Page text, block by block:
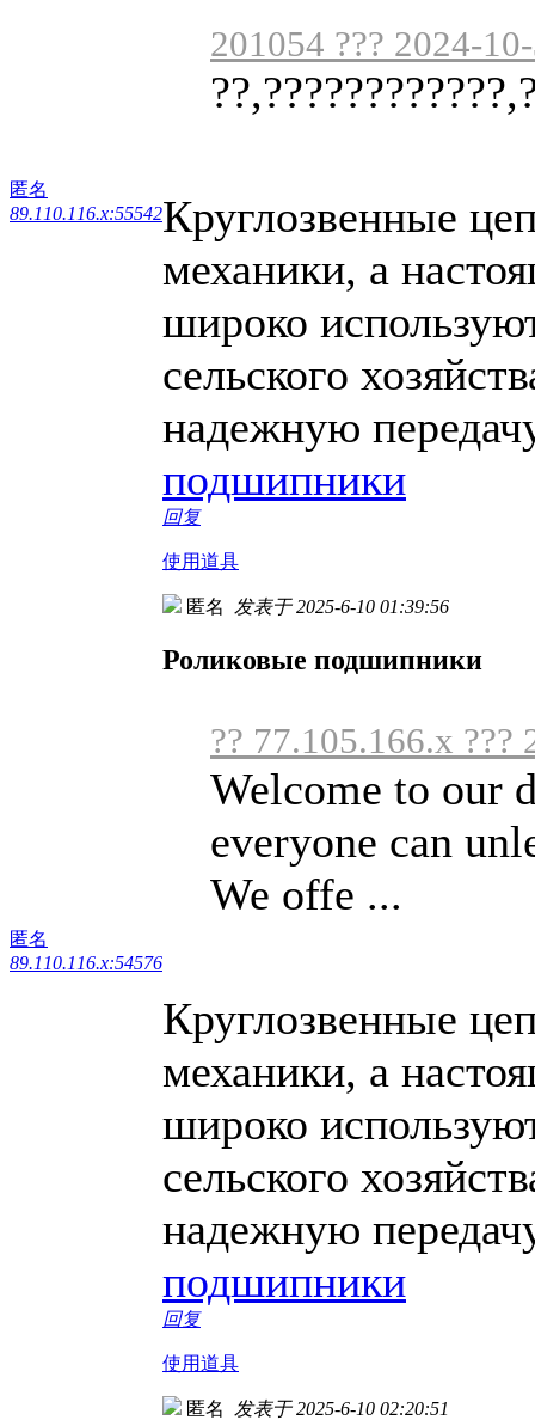
匿名
89.110.116.x:55542
201054 ??? 2024-
Круглозвенные
механики, а
широко
сельского
надежную
подшипники
回复
使用道具
匿名
89.110.116.x:54576
匿名 发表于 2025-6-10 01:39:56
Роликовые подшипники
?? 77.105.166.x ???
Welcome to our
everyone can
We offe ...
Круглозвенные
механики, а
широко
сельского
надежную
подшипники
回复
使用道具
匿名 发表于 2025-6-10 02:20:51